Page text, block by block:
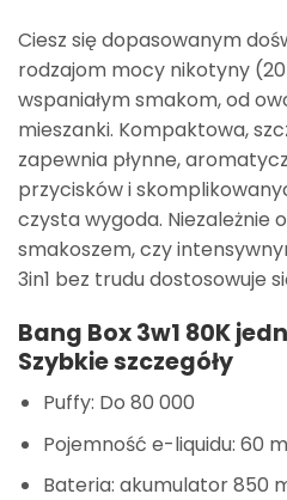
Ciesz się dopasowanym
rodzajom mocy nikotyny
wspaniałym smakom, od
mieszanki. Kompaktowa,
zapewnia płynne,
przycisków i
czysta wygoda. Niezależnie
smakoszem, czy
3in1 bez trudu dostosowuje
Bang Box 3w1 80K
Szybkie szczegóły
Puffy: Do 80 000
Pojemność e-liquidu: 60
Bateria: akumulator 850